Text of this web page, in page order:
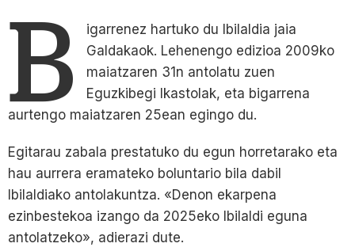
B
igarrenez hartuko du Ibilaldia jaia
Galdakaok. Lehenengo edizioa 2009ko
maiatzaren 31n antolatu zuen
Eguzkibegi Ikastolak, eta bigarrena
aurtengo maiatzaren 25ean egingo du.
Egitarau zabala prestatuko du egun horretarako eta
hau aurrera eramateko boluntario bila dabil
Ibilaldiako antolakuntza. «Denon ekarpena
ezinbestekoa izango da 2025eko Ibilaldi eguna
antolatzeko», adierazi dute.